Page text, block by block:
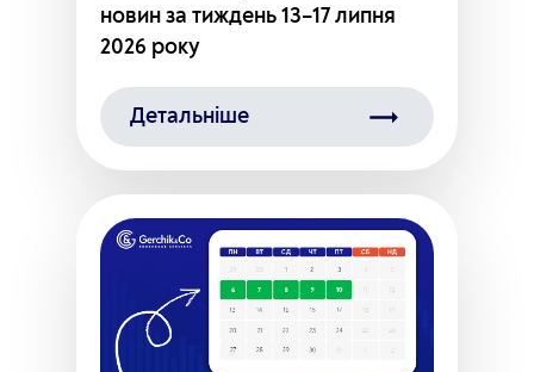
новин за тиждень 13–17 липня
2026 року
Детальніше